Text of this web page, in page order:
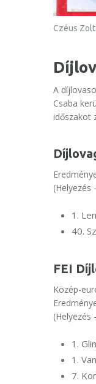
Czéus
A
Csaba
időszakot
(Helyezés
1.
40.
FEI
Közép-
(Helyezés
1.
1.
7.